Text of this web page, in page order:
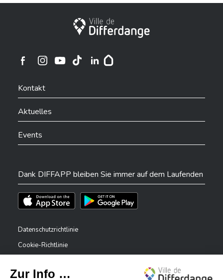
Stadt Differdingen
Ville de Differdange sur Instagram
Kontakt
Aktuelles
Events
Dank DIFFAPP bleiben Sie immer auf dem Laufenden
Téléchargez l'app sur l'App StoreTéléchargez l'app sur Play Store
Datenschutzrichtlinie
Cookie-Richtlinie
Erklärung zur Barrierefreiheit